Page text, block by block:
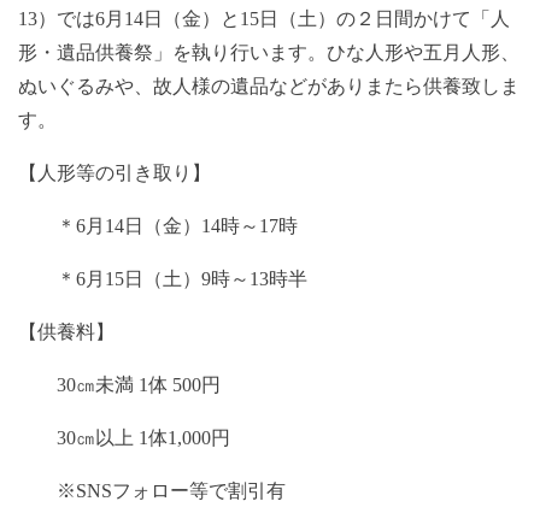
13）では6月14日（金）と15日（土）の２日間かけて「人
形・遺品供養祭」を執り行います。ひな人形や五月人形、
ぬいぐるみや、故人様の遺品などがありまたら供養致しま
す。
【人形等の引き取り】
＊6月14日（金）14時～17時
＊6月15日（土）9時～13時半
【供養料】
30㎝未満 1体 500円
30㎝以上 1体1,000円
※SNSフォロー等で割引有